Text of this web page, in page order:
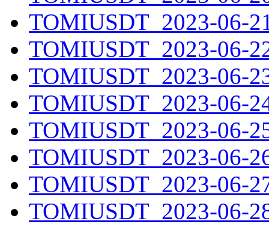
TOMIUSDT_2023-06-
TOMIUSDT_2023-06-
TOMIUSDT_2023-06-
TOMIUSDT_2023-06-
TOMIUSDT_2023-06-
TOMIUSDT_2023-06-
TOMIUSDT_2023-06-
TOMIUSDT_2023-06-